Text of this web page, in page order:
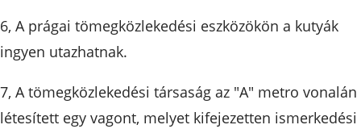
6, A prágai tömegközlekedési eszközökön a kutyák
ingyen utazhatnak.
7, A tömegközlekedési társaság az "A" metro vonalán
létesített egy vagont, melyet kifejezetten ismerkedési